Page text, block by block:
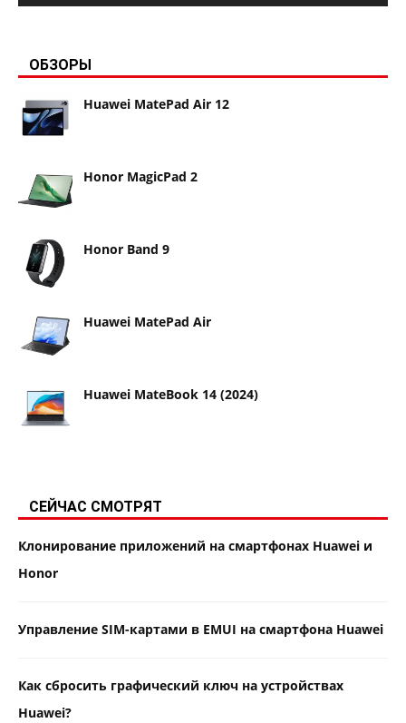
ОБЗОРЫ
Huawei MatePad Air 12
Honor MagicPad 2
Honor Band 9
Huawei MatePad Air
Huawei MateBook 14 (2024)
СЕЙЧАС СМОТРЯТ
Клонирование приложений на смартфонах Huawei и
Honor
Управление SIM-картами в EMUI на смартфона Huawei
Как сбросить графический ключ на устройствах
Huawei?